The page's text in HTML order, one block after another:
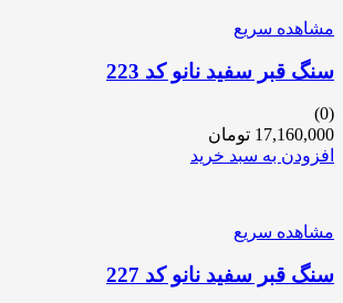
مشاهده سریع
سنگ قبر سفید نانو کد 223
(0)
17,160,000 تومان
افزودن به سبد خرید
مشاهده سریع
سنگ قبر سفید نانو کد 227